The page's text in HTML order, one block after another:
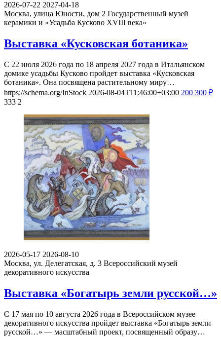
2026-07-22 2027-04-18
Москва, улица Юности, дом 2 Государственный музей
керамики и «Усадьба Кусково XVIII века»
Выставка «Кусковская ботаника»
С 22 июля 2026 года по 18 апреля 2027 года в Итальянском
домике усадьбы Кусково пройдет выставка «Кусковская
ботаника». Она посвящена растительному миру…
https://schema.org/InStock 2026-08-04T11:46:00+03:00 200 300 ₽
333 2
2026-05-17 2026-08-10
Москва, ул. Делегатская, д. 3 Всероссийский музей
декоративного искусства
Выставка «Богатырь земли русской…»
С 17 мая по 10 августа 2026 года в Всероссийском музее
декоративного искусства пройдет выставка «Богатырь земли
русской…» — масштабный проект, посвященный образу…